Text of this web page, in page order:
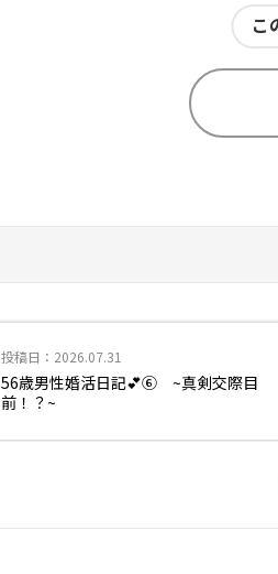
こ
投稿日：2026.07.31
56歳男性婚活日記💕⑥ ~真剣交際目
前！？~